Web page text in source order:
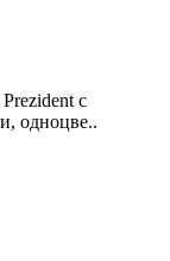
с
одноцве..